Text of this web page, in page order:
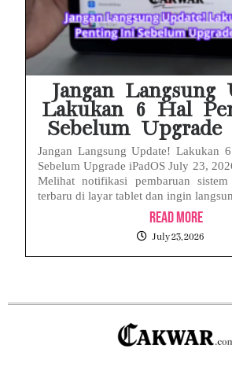
Jangan Langsung
Lakukan 6 Hal
Sebelum Upgrade
Jangan Langsung Update! Lakukan
Sebelum Upgrade iPadOS July 23,
Melihat notifikasi pembaruan sistem
terbaru di layar tablet dan ingin
Read More
July 23, 2026